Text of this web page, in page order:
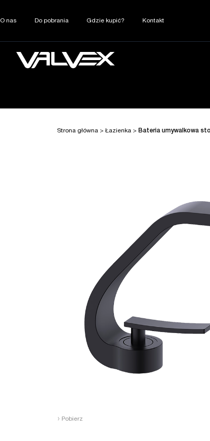
O nas Do pobrania Gdzie kupić? Kontakt
Strona główna > Łazienka > Bateria umywalkowa
› Pobierz